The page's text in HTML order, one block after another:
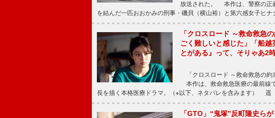
放送された。 本作は、警察の正
を結んだ一匹おおかみの刑事・磯貝（横山裕）と第六感女子ヒ
「クロスロード ～救命救急
ごく難しいと感じた」「船
とがある』って、そりゃあ2
「クロスロード ～救命救急の約
本作は、救命救急医療の最前線
長を描く本格医療ドラマ。（※以下、ネタバレを含みます） 遥
「GTO」“鬼塚”反町隆史ら